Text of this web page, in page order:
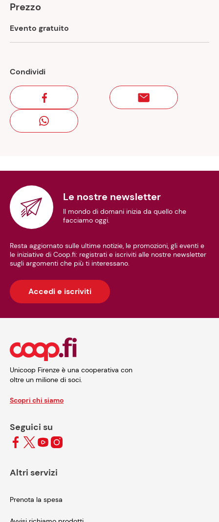
Prezzo
Evento gratuito
Condividi
Le nostre newsletter
Il mondo di domani inizia da quello che
facciamo oggi.
Resta aggiornato sulle ultime notizie, le promozioni, gli eventi e
le iniziative di Coop.fi: registrati e iscriviti alle nostre newsletter
sugli argomenti che più ti interessano.
Accedi e iscriviti
Unicoop Firenze è una cooperativa con
oltre un milione di soci.
Scopri chi siamo
Seguici su
Altri servizi
Prenota la spesa